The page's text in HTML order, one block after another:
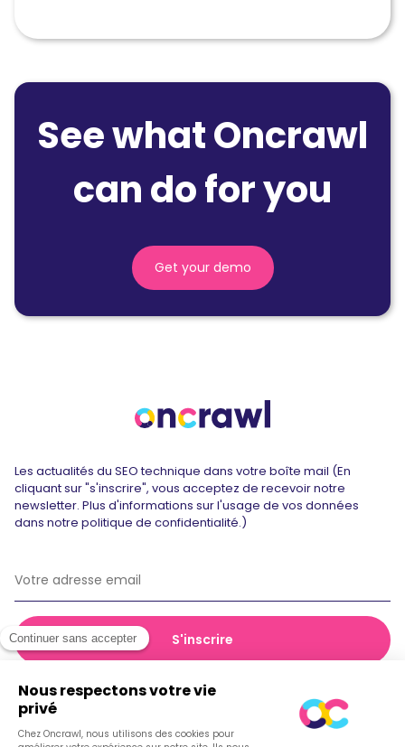
See what Oncrawl
can do for you
Get your demo
Les actualités du SEO technique dans votre boîte mail (En
cliquant sur "s'inscrire", vous acceptez de recevoir notre
newsletter. Plus d'informations sur l'usage de vos données
dans notre politique de confidentialité.)
Politique de confidentialité